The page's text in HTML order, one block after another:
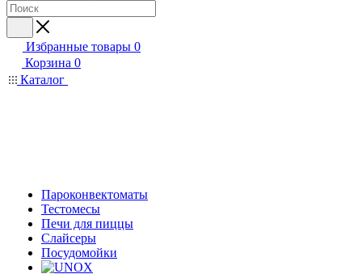
Избранные товары 0
Корзина 0
Каталог
Пароконвектоматы
Тестомесы
Печи для пиццы
Слайсеры
Посудомойки